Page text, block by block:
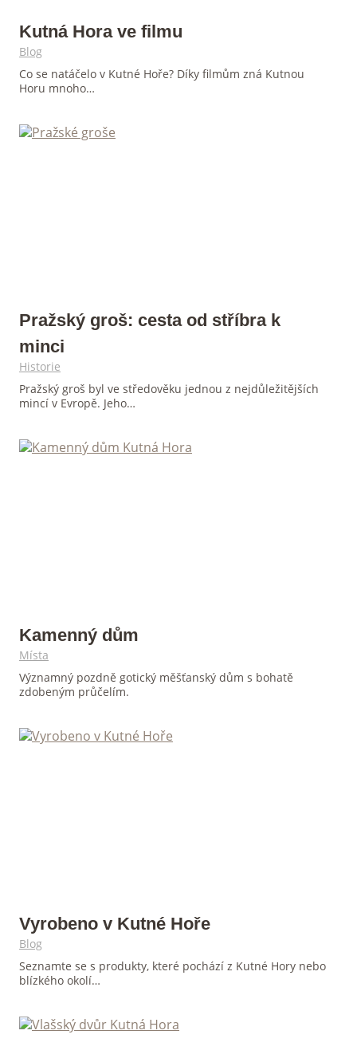
Kutná Hora ve filmu
Blog
Co se natáčelo v Kutné Hoře? Díky filmům zná Kutnou
Horu mnoho…
Pražský groš: cesta od stříbra k
minci
Historie
Pražský groš byl ve středověku jednou z nejdůležitějších
mincí v Evropě. Jeho…
Kamenný dům
Místa
Významný pozdně gotický měšťanský dům s bohatě
zdobeným průčelím.
Vyrobeno v Kutné Hoře
Blog
Seznamte se s produkty, které pochází z Kutné Hory nebo
blízkého okolí…